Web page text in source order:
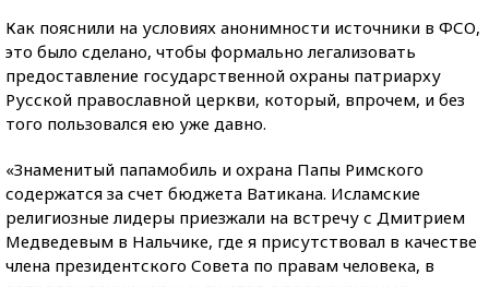
Как пояснили на условиях анонимности источники в ФСО,
это было сделано, чтобы формально легализовать
предоставление государственной охраны патриарху
Русской православной церкви, который, впрочем, и без
того пользовался ею уже давно.
«Знаменитый папамобиль и охрана Папы Римского
содержатся за счет бюджета Ватикана. Исламские
религиозные лидеры приезжали на встречу с Дмитрием
Медведевым в Нальчике, где я присутствовал в качестве
члена президентского Совета по правам человека, в